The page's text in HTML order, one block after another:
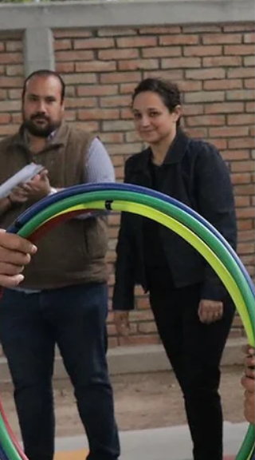
un concierto junto a la New...